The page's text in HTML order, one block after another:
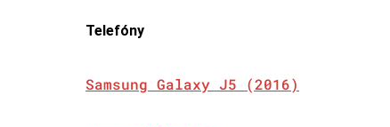
Telefóny
Samsung Galaxy J5 (2016)